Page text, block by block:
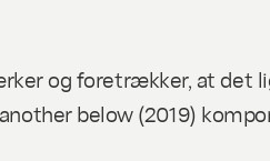
og foretrækker, at
below(2019)